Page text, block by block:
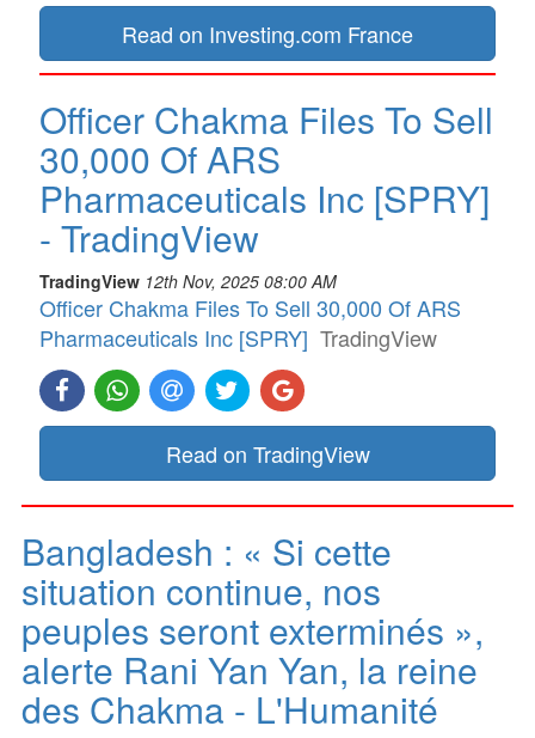
Read on Investing.com France
Officer Chakma Files To Sell
30,000 Of ARS
Pharmaceuticals Inc [SPRY]
- TradingView
TradingView 12th Nov, 2025 08:00 AM
Officer Chakma Files To Sell 30,000 Of ARS
Pharmaceuticals Inc [SPRY] TradingView
Read on TradingView
Bangladesh : « Si cette
situation continue, nos
peuples seront exterminés »,
alerte Rani Yan Yan, la reine
des Chakma - L'Humanité